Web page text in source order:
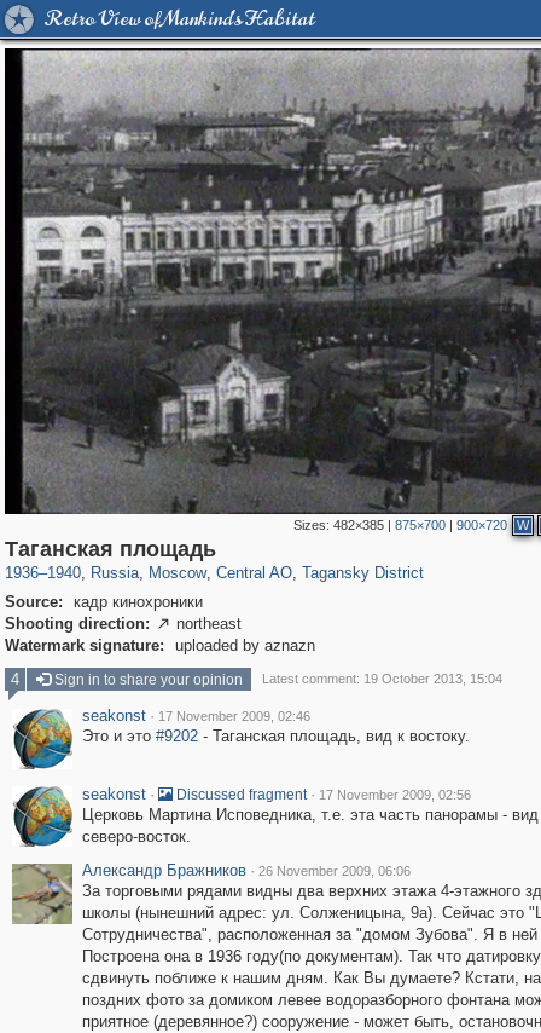
Retro View of Mankind's Habitat
Sizes:482×385 |875×700 |900×720 W
Таганская площадь
1936–1940, Russia
1,405,939
, Moscow
319,716 8,286
, Central AO
159,930
, Tagansky District
Source:
кадр кинохроники
Shooting direction:  northeast
Watermark signature:
uploaded by aznazn
4
Sign in to share your opinion Latest comment: 19 October 2013, 15:04
seakonst · 17 November 2009, 02:46
Это и это #9202- Таганская площадь, вид к востоку.
seakonst · Discussed fragment · 17 November 2009, 02:56
Церковь Мартина Исповедника, т.е. эта часть панорамы -
северо-восток.
Александр Бражников · 26 November 2009, 06:06
За торговыми рядами видны два верхних этажа 4-этажного
школы (нынешний адрес: ул. Солженицына, 9а). Сейчас это
Сотрудничества", расположенная за "домом Зубова". Я в
Построена она в 1936 году(по документам). Так что
сдвинуть поближе к нашим дням. Как Вы думаете? Кстати,
поздних фото за домиком левее водоразборного фонтана
приятное (деревянное?) сооружение - может быть,